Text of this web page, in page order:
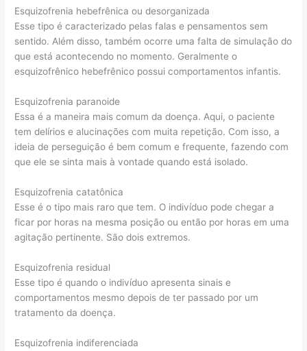
Esquizofrenia hebefrênica ou desorganizada
Esse tipo é caracterizado pelas falas e pensamentos sem
sentido. Além disso, também ocorre uma falta de simulação do
que está acontecendo no momento. Geralmente o
esquizofrênico hebefrênico possui comportamentos infantis.
Esquizofrenia paranoide
Essa é a maneira mais comum da doença. Aqui, o paciente
tem delírios e alucinações com muita repetição. Com isso, a
ideia de perseguição é bem comum e frequente, fazendo com
que ele se sinta mais à vontade quando está isolado.
Esquizofrenia catatônica
Esse é o tipo mais raro que tem. O indivíduo pode chegar a
ficar por horas na mesma posição ou então por horas em uma
agitação pertinente. São dois extremos.
Esquizofrenia residual
Esse tipo é quando o indivíduo apresenta sinais e
comportamentos mesmo depois de ter passado por um
tratamento da doença.
Esquizofrenia indiferenciada